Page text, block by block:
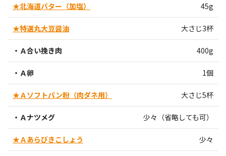
★北海道バター（加塩） 45g
★特選丸大豆醤油 大さじ3杯
・Ａ合い挽き肉 400g
・Ａ卵 1個
★Ａソフトパン粉（肉ダネ用） 大さじ5杯
・Ａナツメグ 少々（省略しても可）
★Ａあらびきこしょう 少々